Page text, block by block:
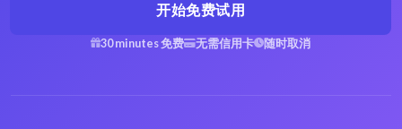
开始免费试用
30 minutes 免费 无需信用卡 随时取消